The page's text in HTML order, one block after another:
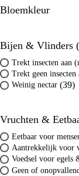
Bloemkleur
Bijen & Vlinders
Trekt insecten aan
Trekt geen insecten
Weinig nectar (39)
Vruchten &
Eetbaar voor
Aantrekkelijk voor
Voedsel voor egels
Geen of